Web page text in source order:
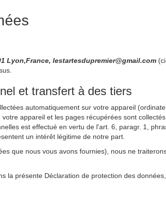
Lyon,France, lestartesdupremier@gmail.com
et transfert à des tiers
automatiquement sur votre appareil
appareil et les pages récupérées sont
est effectué en vertu de l'art. 6, paragr. 1,
un intérêt légitime de notre part.
que nous vous avons fournies), nous ne
la présente Déclaration de protection des